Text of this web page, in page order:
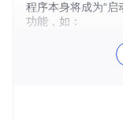
程序本身将成为“
功能，如：